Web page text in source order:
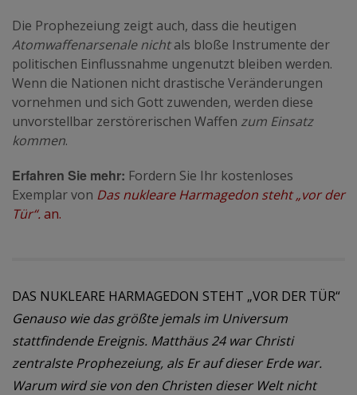
Die Prophezeiung zeigt auch, dass die heutigen
Atomwaffenarsenale nichtals bloße Instrumente der
politischen Einflussnahme ungenutzt bleiben werden.
Wenn die Nationen nicht drastische Veränderungen
vornehmen und sich Gott zuwenden, werden diese
unvorstellbar zerstörerischen Waffen zum Einsatz
kommen.
Erfahren Sie mehr: Fordern Sie Ihr kostenloses
Exemplar von Das nukleare Harmagedon steht „vor der
Tür“. an.
DAS NUKLEARE HARMAGEDON STEHT „VOR DER TÜR“
Genauso wie das größte jemals im Universum
stattfindende Ereignis. Matthäus 24 war Christi
zentralste Prophezeiung, als Er auf dieser Erde war.
Warum wird sie von den Christen dieser Welt nicht